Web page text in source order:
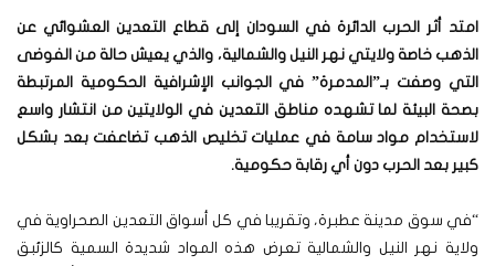
امتد أثر الحرب الدائرة في السودان إلى قطاع التعدين العشوائي عن
الذهب خاصة ولايتي نهر النيل والشمالية، والذي يعيش حالة من الفوضى
التي وصفت بـ”المدمرة” في الجوانب الإشرافية الحكومية المرتبطة
بصحة البيئة لما تشهده مناطق التعدين في الولايتين من انتشار واسع
لاستخدام مواد سامة في عمليات تخليص الذهب تضاعفت بعد بشكل
كبير بعد الحرب دون أي رقابة حكومية.
“في سوق مدينة عطبرة، وتقريبا في كل أسواق التعدين الصحراوية في
ولاية نهر النيل والشمالية تعرض هذه المواد شديدة السمية كالزئبق